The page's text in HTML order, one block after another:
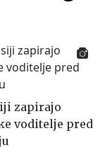
zapirajo
voditelje pred